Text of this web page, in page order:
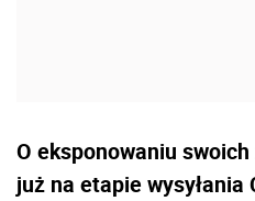
O eksponowaniu
już na etapie wysyłania